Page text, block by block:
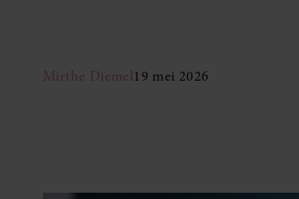
Mirthe Diemel19 mei 2026